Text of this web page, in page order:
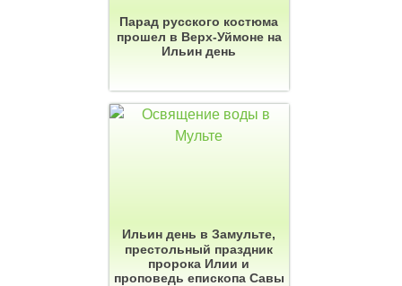
Парад русского костюма
прошел в Верх-Уймоне на
Ильин день
Ильин день в Замульте,
престольный праздник
пророка Илии и
проповедь епископа Савы